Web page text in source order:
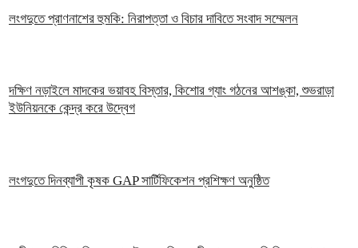
লংগদুতে প্রাণনাশের হুমকি: নিরাপত্তা ও বিচার দাবিতে সংবাদ সম্মেলন
দক্ষিণ নড়াইলে মাদকের ভয়াবহ বিস্তার, কিশোর গ্যাং গঠনের আশঙ্কা, শুভরাড়া
ইউনিয়নকে কেন্দ্র করে উদ্বেগ
লংগদুতে দিনব্যাপী কৃষক GAP সার্টিফিকেশন প্রশিক্ষণ অনুষ্ঠিত